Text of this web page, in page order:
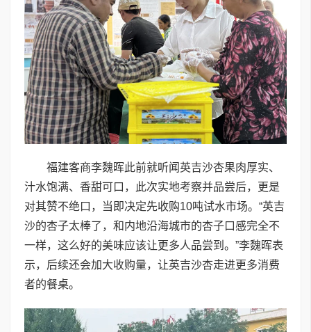
福建客商李魏晖此前就听闻英吉沙杏果肉厚实、
汁水饱满、香甜可口，此次实地考察并品尝后，更是
对其赞不绝口，当即决定先收购10吨试水市场。“英吉
沙的杏子太棒了，和内地沿海城市的杏子口感完全不
一样，这么好的美味应该让更多人品尝到。”李魏晖表
示，后续还会加大收购量，让英吉沙杏走进更多消费
者的餐桌。